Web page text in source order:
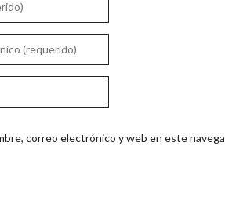
correo electrónico y web en este